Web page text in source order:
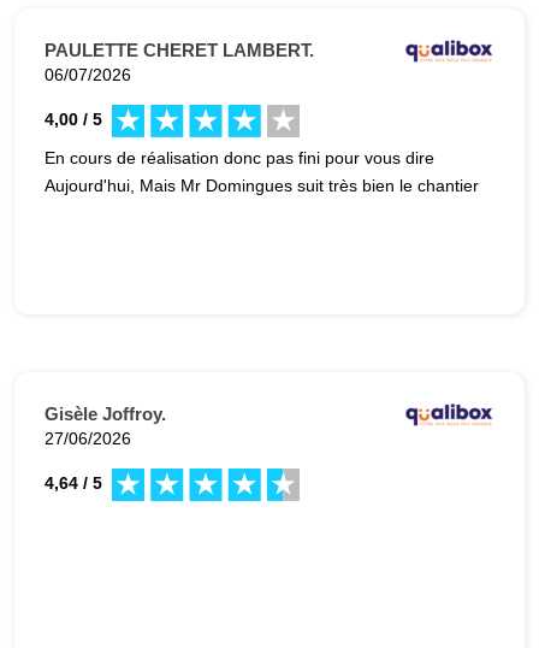
PAULETTE CHERET LAMBERT.
06/07/2026
4,00 / 5
En cours de réalisation donc pas fini pour vous dire
Aujourd'hui, Mais Mr Domingues suit très bien le chantier
Gisèle Joffroy.
27/06/2026
4,64 / 5